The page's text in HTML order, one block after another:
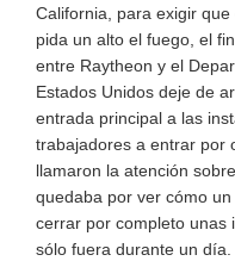
California, para exigir
pida un alto el fuego, el
entre Raytheon y el
Estados Unidos deje de
entrada principal a las
trabajadores a entrar por
llamaron la atención
quedaba por ver cómo
cerrar por completo unas
sólo fuera durante un día.